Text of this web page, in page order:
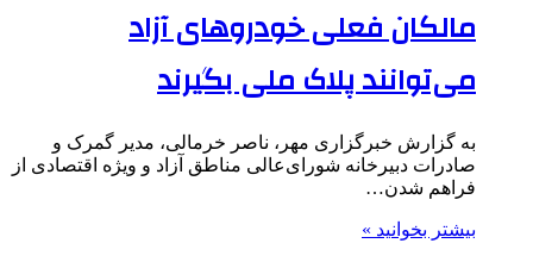
مالکان فعلی خودروهای آزاد
می‌توانند پلاک ملی بگیرند
به گزارش خبرگزاری مهر، ناصر خرمالی، مدیر گمرک و
صادرات دبیرخانه شورای‌عالی مناطق آزاد و ویژه اقتصادی از
فراهم شدن…
بیشتر بخوانید »